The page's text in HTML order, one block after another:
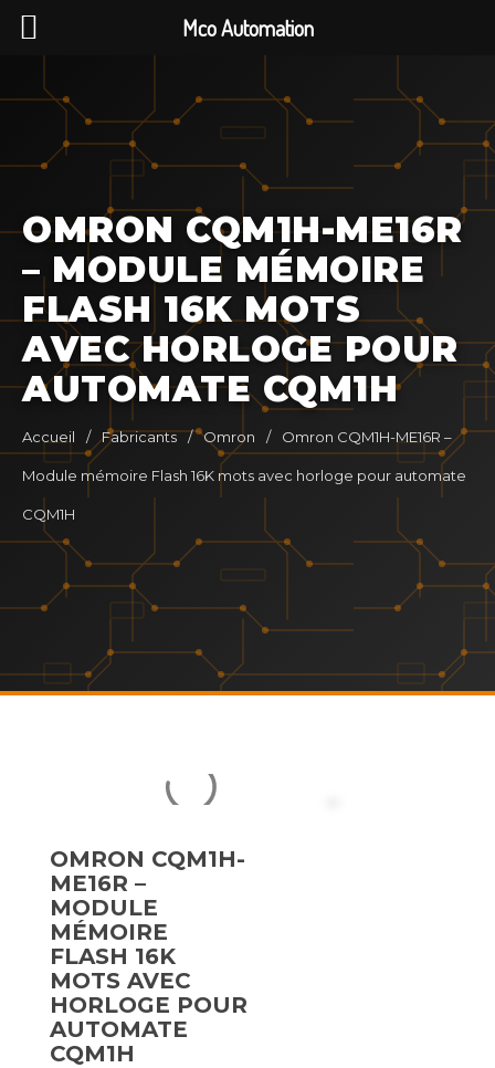
OMRON CQM1H-ME16R
– MODULE MÉMOIRE
FLASH 16K MOTS
AVEC HORLOGE POUR
AUTOMATE CQM1H
Accueil / Fabricants / Omron / Omron CQM1H-ME16R –
Module mémoire Flash 16K mots avec horloge pour automate
CQM1H
OMRON CQM1H-
ME16R –
MODULE
MÉMOIRE
FLASH 16K
MOTS AVEC
HORLOGE POUR
AUTOMATE
CQM1H
Mco Automation